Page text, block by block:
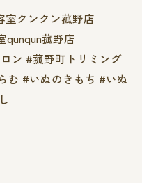
室クンクン菰野店
qunqun菰野店
ン #菰野町トリミング
む #いぬのきもち #いぬ